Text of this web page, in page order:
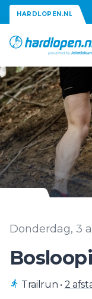
HARDLOPEN.NL
Donderdag, 3
Trailrun • 2